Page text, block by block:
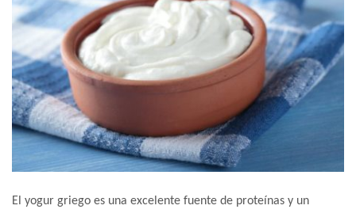
El yogur griego es una excelente fuente de proteínas y un